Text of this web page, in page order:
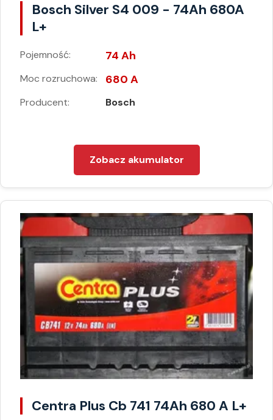
Bosch Silver S4 009 - 74Ah 680A
L+
Pojemność: 74 Ah
Moc rozruchowa: 680 A
Producent: Bosch
Zobacz akumulator
Centra Plus Cb 741 74Ah 680 A L+